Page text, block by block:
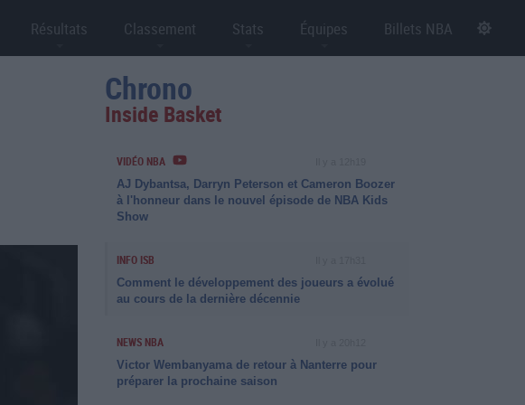
Résultats Classement Stats Équipes Billets NBA
Chrono
Inside Basket
VIDÉO NBA
AJ Dybantsa, Darryn Peterson et Cameron Boozer
à l'honneur dans le nouvel épisode de NBA Kids
Show
INFO ISB
Comment le développement des joueurs a évolué
au cours de la dernière décennie
NEWS NBA
Victor Wembanyama de retour à Nanterre pour
préparer la prochaine saison